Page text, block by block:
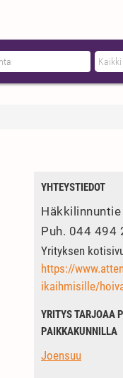
YHTEYSTIEDOT
Puh. 044 494
Yrityksen
https://
ikaihmisille/
YRITYS TARJOAA
PAIKKAKUNNILLA
Joensuu